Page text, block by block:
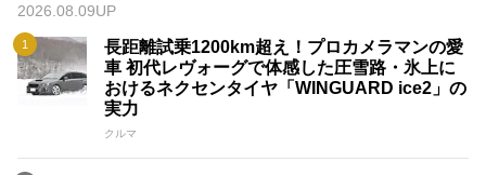
2026.08.09UP
長距離試乗1200km超え！プロカメラマンの愛
車 初代レヴォーグで体感した圧雪路・氷上に
おけるネクセンタイヤ「WINGUARD ice2」の
実力
クルマ